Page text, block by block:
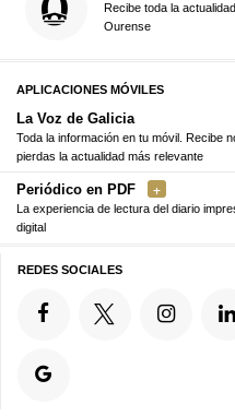
Recibe toda la
Ourense
APLICACIONES MÓVILES
La Voz de Galicia
Toda la información en tu móvil. Recibe
pierdas la actualidad más relevante
Periódico en PDF
La experiencia de lectura del diario
digital
REDES SOCIALES